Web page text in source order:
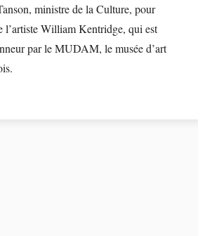
ministre de la Culture, pour
William Kentridge, qui est
par le MUDAM, le musée d’art